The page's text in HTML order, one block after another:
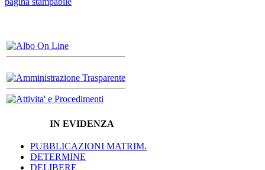
IN EVIDENZA
PUBBLICAZIONI MATRIM.
DETERMINE
DELIBERE